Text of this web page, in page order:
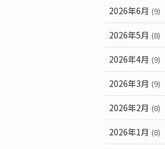
2026年6月 (9)
2026年5月 (8)
2026年4月 (9)
2026年3月 (9)
2026年2月 (8)
2026年1月 (8)